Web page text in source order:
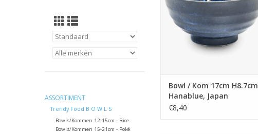
ASSORTIMENT
Trendy Food B O W L S
Bowls/Kommen 12-15cm - Rice
Bowls/Kommen 15-21cm - Poké
Bowl / Kom 17cm H8.7cm
Hanablue, Japan
€8,40